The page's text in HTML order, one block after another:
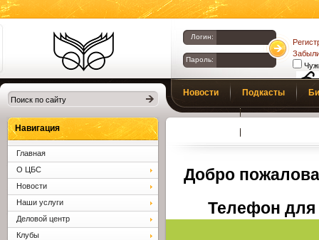
Библиотеки
Клина. Клинская
ЦБС.
Логин:
Пароль:
Новости Подкасты
Добро
Телефон для
Навигация
Главная
О ЦБС
Новости
Наши услуги
Деловой центр
Клубы